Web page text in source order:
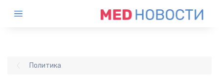
Политика